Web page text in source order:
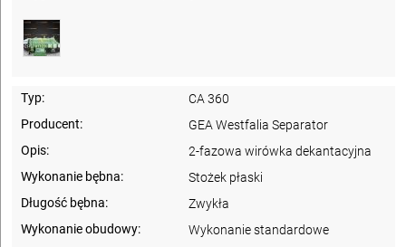
Typ:
CA 360
Producent:
GEA Westfalia Separator
Opis:
2-fazowa wirówka dekantacyjna
Wykonanie bębna:
Stożek płaski
Długość bębna:
Zwykła
Wykonanie obudowy:
Wykonanie standardowe